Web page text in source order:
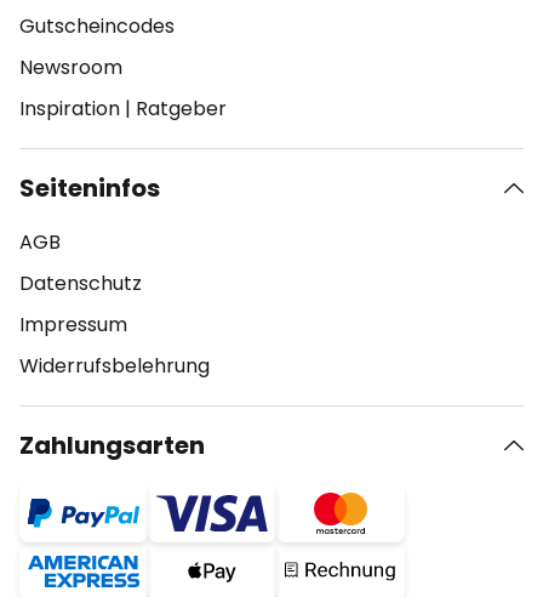
Gutscheincodes
Newsroom
Inspiration | Ratgeber
Seiteninfos
AGB
Datenschutz
Impressum
Widerrufsbelehrung
Zahlungsarten